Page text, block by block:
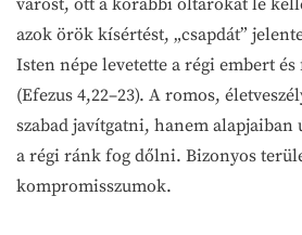
várost, ott a korábbi oltárokat le
azok örök kísértést, „csapdát”
Isten népe levetette a régi embert
(Efezus 4,22–23). A romos,
szabad javítgatni, hanem
a régi ránk fog dőlni. Bizonyos
kompromisszumok.